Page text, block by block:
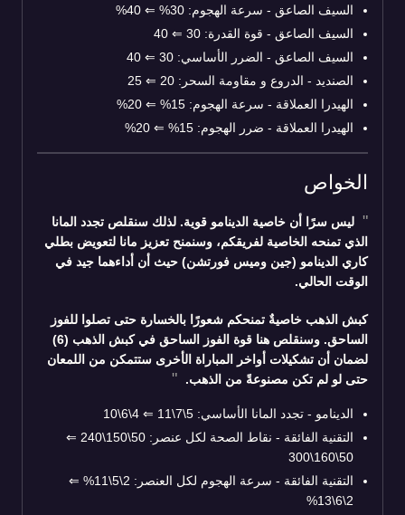
السيف الصاعق - سرعة الهجوم: 30%
⇐
السيف الصاعق - قوة القدرة: 30
⇐
السيف الصاعق - الضرر الأساسي: 30
⇐
الصنديد - الدروع و مقاومة السحر: 20
⇐
الهيدرا العملاقة - سرعة الهجوم: 15%
⇐
الهيدرا العملاقة - ضرر الهجوم: 15%
⇐
الخواص
ليس سرًا أن خاصية الدينامو قوية. لذلك سنقلص تجدد المانا
الذي تمنحه الخاصية لفريقكم، وسنمنح تعزيز مانا لتعويض بطلي
كاري الدينامو (جين وميس فورتشن) حيث أن أداءهما جيد في
الوقت الحالي.
كبش الذهب خاصيةٌ تمنحكم شعورًا بالخسارة حتى تصلوا للفوز
الساحق. وسنقلص هنا قوة الفوز الساحق في كبش الذهب (6)
لضمان أن تشكيلات أواخر المباراة الأخرى ستتمكن من اللمعان
حتى لو لم تكن مصنوعةً من الذهب.
الدينامو - تجدد المانا الأساسي: 5\7\11 ⇐
التقنية الفائقة - نقاط الصحة لكل عنصر: 50\150\240
⇐
50\160\300
التقنية الفائقة - سرعة الهجوم لكل العنصر: 2\5\11%
⇐
2\6\13%